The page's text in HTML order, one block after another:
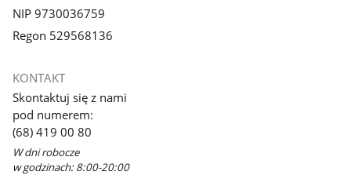
NIP 9730036759
Regon 529568136
KONTAKT
Skontaktuj się z nami
pod numerem:
(68) 419 00 80
W dni robocze
w godzinach: 8:00-20:00